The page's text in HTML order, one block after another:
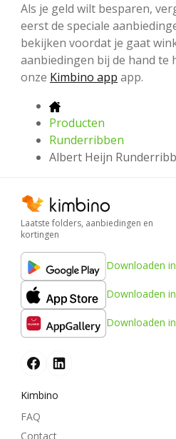
Als je geld wilt besparen,
eerst de speciale
bekijken voordat je gaat
aanbiedingen bij de hand te
onze Kimbino app app.
Producten
Runderribben
Albert Heijn
Laatste folders, aanbiedingen en
kortingen
Downloaden in
Downloaden in
Downloaden in
Kimbino
FAQ
Contact